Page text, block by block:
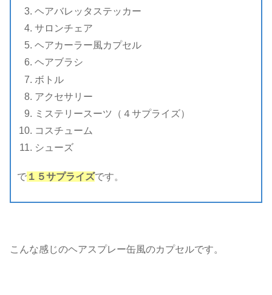
ヘアバレッタステッカー
サロンチェア
ヘアカーラー風カプセル
ヘアブラシ
ボトル
アクセサリー
ミステリースーツ（４サプライズ）
コスチューム
シューズ
で １５サプライズです。
こんな感じのヘアスプレー缶風のカプセルです。